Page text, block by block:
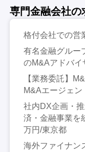
専門金融会社の
格付会社での営
有名金融グルー
のM&Aアドバイ
【業務委託】
M&Aエージェ
社内DX企画・
済・金融事業を
万円/東京都
海外ファイナン